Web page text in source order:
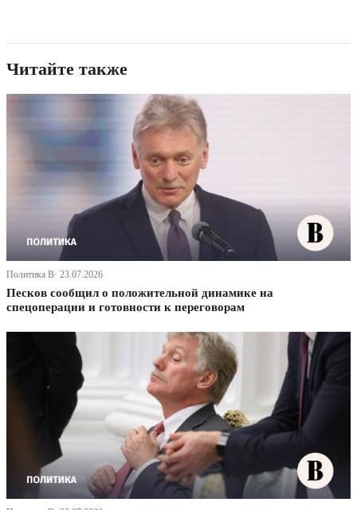
Читайте также
Политика В· 23.07.2026
Песков сообщил о положительной динамике на
спецоперации и готовности к переговорам